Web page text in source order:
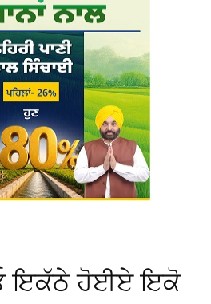
ਇਕੱਠੇ ਹੋਈਏ ਇਕੋ